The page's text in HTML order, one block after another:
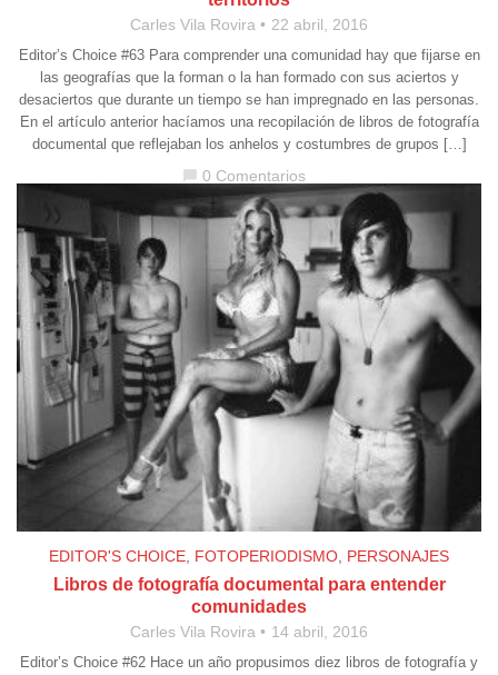
Carles Vila Rovira 22 abril, 2016
Editor’s Choice #63 Para comprender una comunidad hay que fijarse en
las geografías que la forman o la han formado con sus aciertos y
desaciertos que durante un tiempo se han impregnado en las personas.
En el artículo anterior hacíamos una recopilación de libros de fotografía
documental que reflejaban los anhelos y costumbres de grupos […]
chat_bubble 0 Comentarios
EDITOR'S CHOICE FOTOPERIODISMO PERSONAJES
Libros de fotografía documental para entender
comunidades
Carles Vila Rovira 14 abril, 2016
Editor’s Choice #62 Hace un año propusimos diez libros de fotografía y